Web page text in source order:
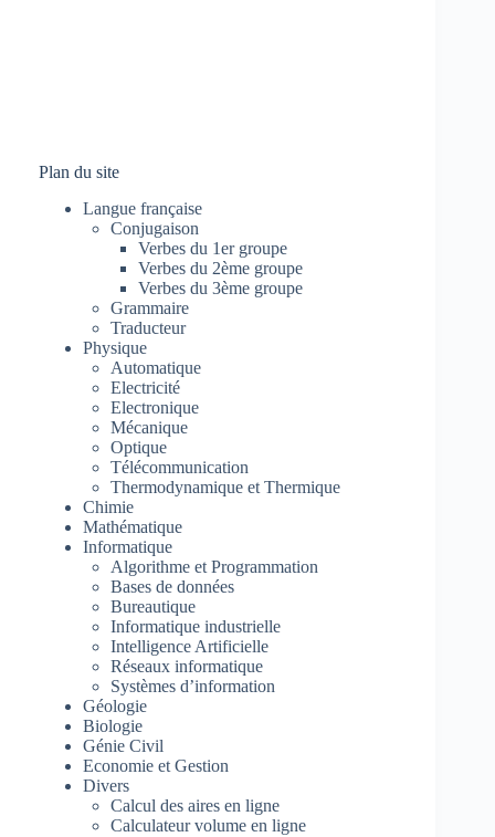
Plan du site
Langue française
Conjugaison
Verbes du 1er groupe
Verbes du 2ème groupe
Verbes du 3ème groupe
Grammaire
Traducteur
Physique
Automatique
Electricité
Electronique
Mécanique
Optique
Télécommunication
Thermodynamique et Thermique
Chimie
Mathématique
Informatique
Algorithme et Programmation
Bases de données
Bureautique
Informatique industrielle
Intelligence Artificielle
Réseaux informatique
Systèmes d’information
Géologie
Biologie
Génie Civil
Economie et Gestion
Divers
Calcul des aires en ligne
Calculateur volume en ligne